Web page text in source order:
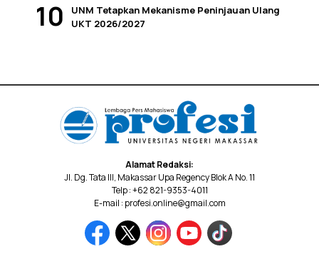
UNM Tetapkan Mekanisme Peninjauan Ulang
UKT 2026/2027
Alamat Redaksi:
Jl. Dg. Tata III, Makassar Upa Regency Blok A No. 11
Telp : +62 821-9353-4011
E-mail : profesi.online@gmail.com